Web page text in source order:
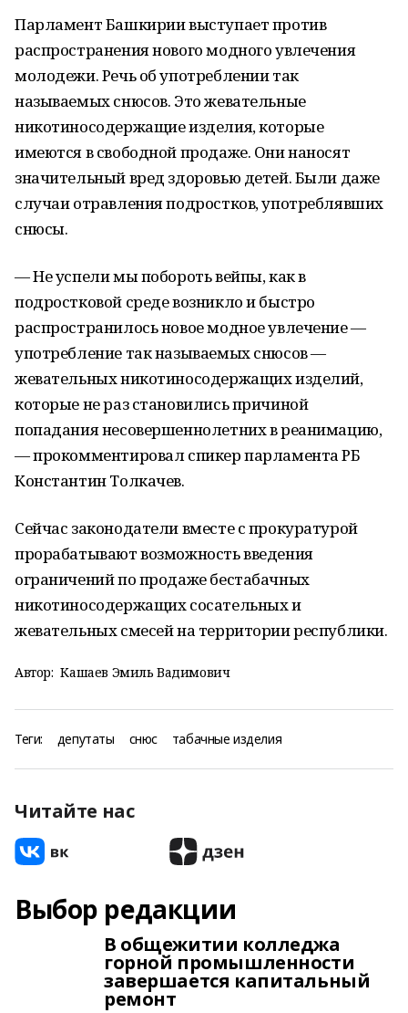
Парламент Башкирии выступает против
распространения нового модного увлечения
молодежи. Речь об употреблении так
называемых снюсов. Это жевательные
никотиносодержащие изделия, которые
имеются в свободной продаже. Они наносят
значительный вред здоровью детей. Были даже
случаи отравления подростков, употреблявших
снюсы.
— Не успели мы побороть вейпы, как в
подростковой среде возникло и быстро
распространилось новое модное увлечение —
употребление так называемых снюсов —
жевательных никотиносодержащих изделий,
которые не раз становились причиной
попадания несовершеннолетних в реанимацию,
— прокомментировал спикер парламента РБ
Константин Толкачев.
Сейчас законодатели вместе с прокуратурой
прорабатывают возможность введения
ограничений по продаже бестабачных
никотиносодержащих сосательных и
жевательных смесей на территории республики.
Автор: Кашаев Эмиль Вадимович
Теги: депутаты снюс табачные изделия
Читайте нас
Выбор редакции
В общежитии колледжа
горной промышленности
завершается капитальный
ремонт